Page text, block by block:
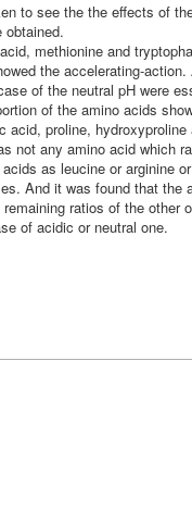
to see the the effects of
obtained.
methionine and
the accelerating-
of the neutral pH were
of the amino acids
proline,
not any amino acid which
as leucine or arginine
And it was found that
ratios of the
of acidic or neutral one.